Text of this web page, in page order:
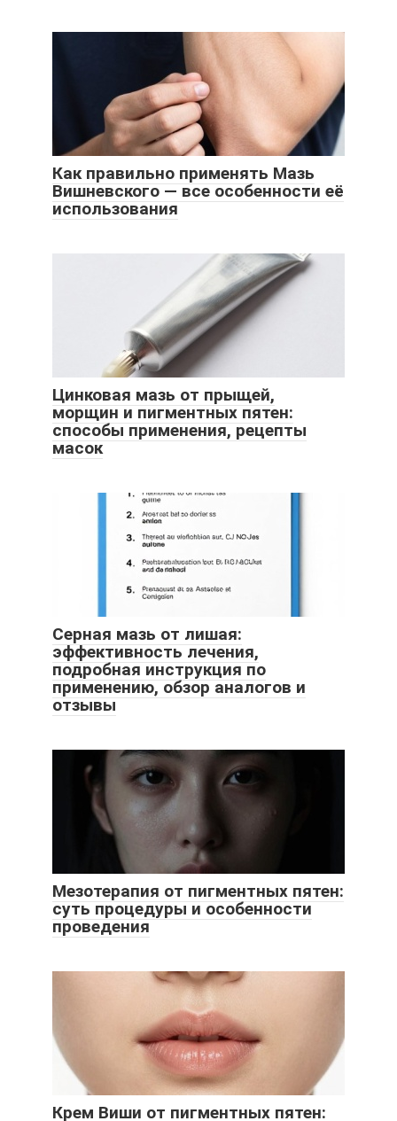
Как правильно применять Мазь
Вишневского — все особенности её
использования
Цинковая мазь от прыщей,
морщин и пигментных пятен:
способы применения, рецепты
масок
Серная мазь от лишая:
эффективность лечения,
подробная инструкция по
применению, обзор аналогов и
отзывы
Мезотерапия от пигментных пятен:
суть процедуры и особенности
проведения
Крем Виши от пигментных пятен: